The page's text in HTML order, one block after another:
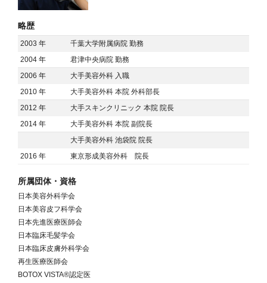
略歴
2003 年
千葉大学附属病院 勤務
2004 年
君津中央病院 勤務
2006 年
大手美容外科 入職
2010 年
大手美容外科 本院 外科部長
2012 年
大手スキンクリニック 本院 院長
2014 年
大手美容外科 本院 副院長
大手美容外科 池袋院 院長
2016 年
東京形成美容外科 院長
所属団体・資格
日本美容外科学会
日本美容皮フ科学会
日本先進医療医師会
日本臨床毛髪学会
日本臨床皮膚外科学会
再生医療医師会
BOTOX VISTA®認定医